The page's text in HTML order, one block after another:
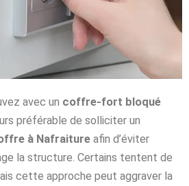
avec un coffre-fort bloqué
préférable de solliciter un
à Nafraiture afin d’éviter
la structure. Certains tentent de
cette approche peut aggraver la